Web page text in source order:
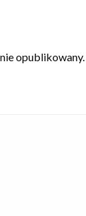
opublikowany.